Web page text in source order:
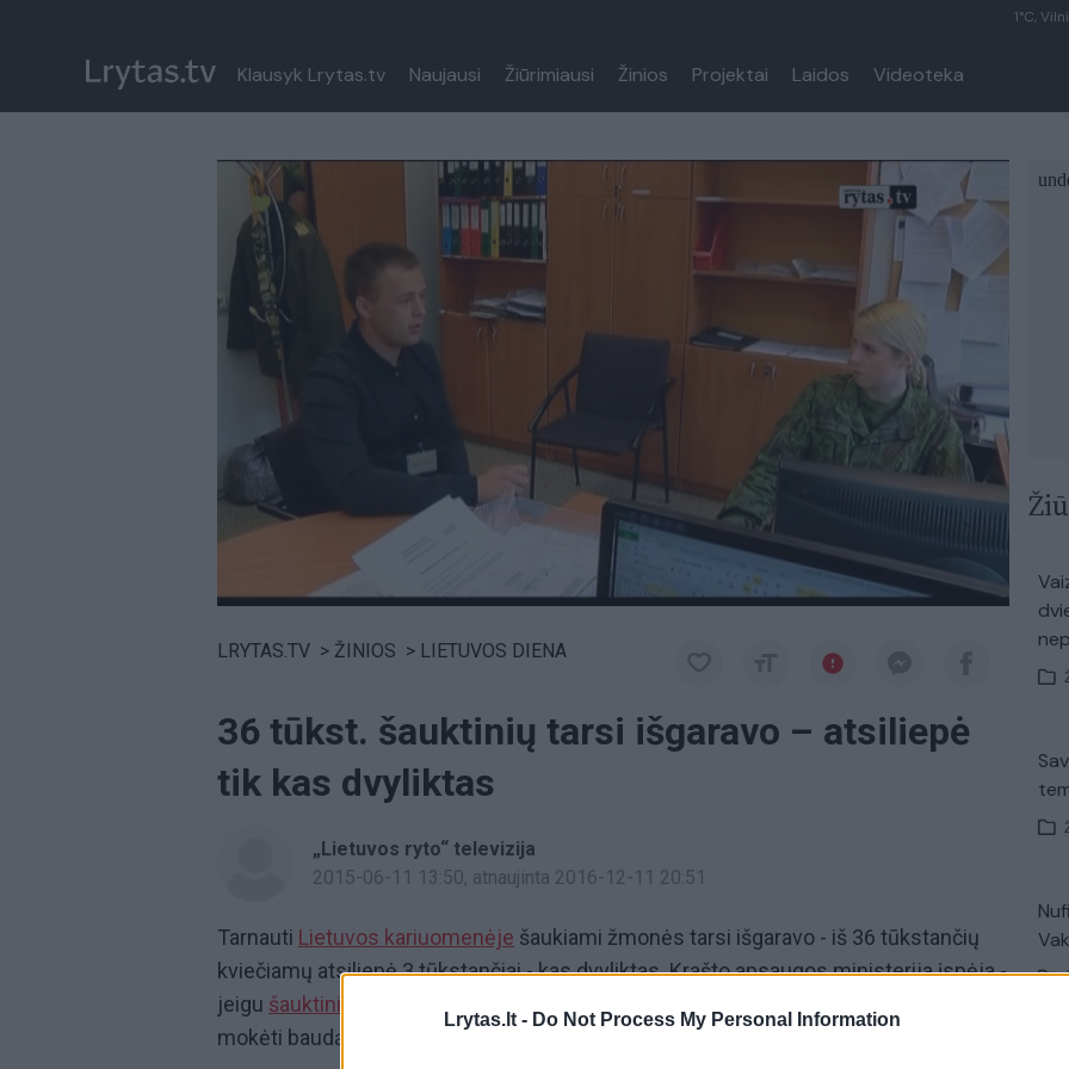
Lrytas.lt - Do Not Process My Personal Information
1°C,
Klausyk Lrytas.tv Naujausi Žiūrimiausi Žinios Projektai Laidos Videoteka
Paremkite Ukrainą
LRYTAS.TV > ŽINIOS > LIETUVOS DIENA
36 tūkst. šauktinių tarsi išgaravo – atsiliepė
tik kas dvyliktas
„Lietuvos ryto“ televizija
2015-06-11 13:50, atnaujinta 2016-12-11 20:51
Tarnauti Lietuvos kariuomenėje šaukiami žmonės tarsi išgaravo - iš 36 tūkstančių
kviečiamų atsiliepė 3 tūkstančiai - kas dvyliktas. Krašto apsaugos ministerija įspėja -
jeigu šauktiniai
mokėti baudą, grės areštas arba laisvės atėmimas.